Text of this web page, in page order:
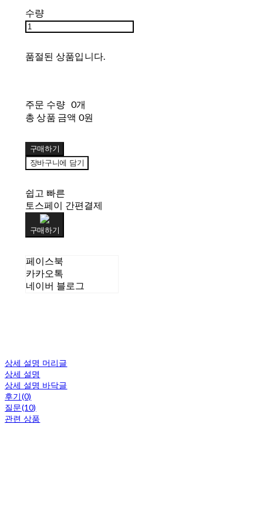
수량
품절된 상품입니다.
주문 수량 0개
총 상품 금액 0원
구매하기
장바구니에 담기
쉽고 빠른
토스페이 간편결제
구매하기
페이스북
카카오톡
네이버 블로그
상세 설명 머리글
상세 설명
상세 설명 바닥글
후기(0)
질문(10)
관련 상품